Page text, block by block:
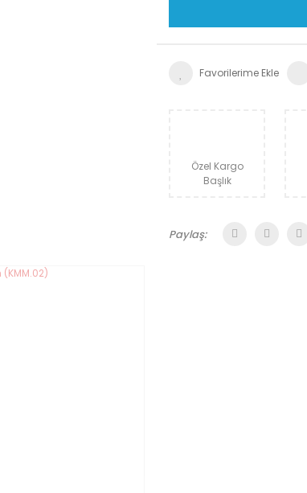
Özel Kargo
Başlık
Paylaş: